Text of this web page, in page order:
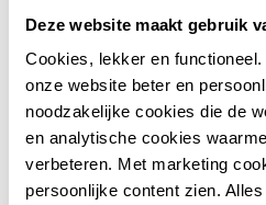
Deze website maakt gebruik
Cookies, lekker en
onze website beter en
noodzakelijke cookies die de
en analytische cookies
verbeteren. Met marketing
persoonlijke content zien.